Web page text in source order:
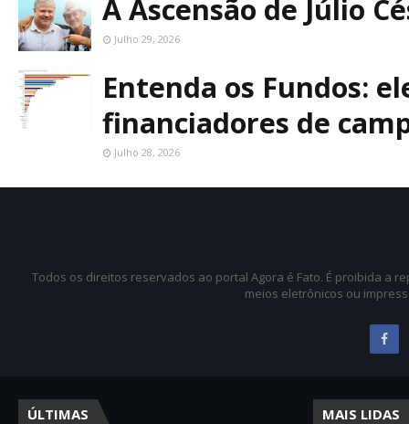
A Ascensão de Júlio
Julho 29, 2026
Entenda os Fundos:
financiadores de
Julho 28, 2026
Todos os direitos reservados ao portal Agora é Fato. É proibida a
meios eletrônicos ou
ÚLTIMAS MAIS LIDAS